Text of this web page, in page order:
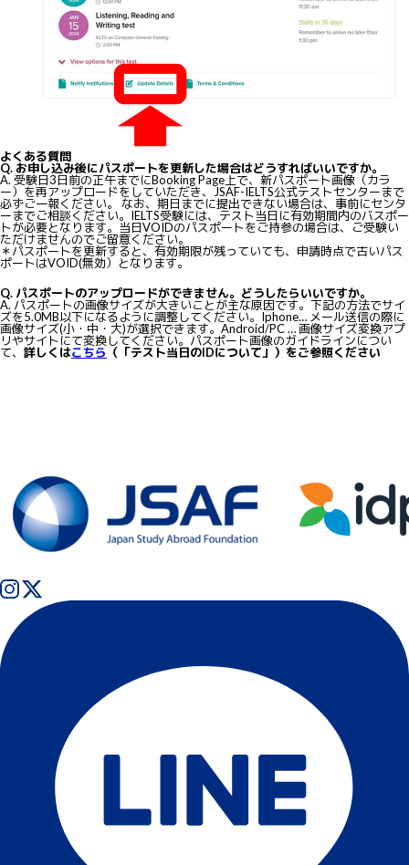
よくある質問
Q. お申し込み後にパスポートを更新した場合はどうすればいいですか。
A. 受験日3日前の正午までにBooking Page上で、新パスポート画像（カラ
ー）を再アップロードをしていただき、JSAF-IELTS公式テストセンターまで
必ずご一報ください。 なお、期日までに提出できない場合は、事前にセンタ
ーまでご相談ください。IELTS受験には、テスト当日に有効期間内のバスポー
トが必要となります。当日VOIDのパスポートをご持参の場合は、ご受験い
ただけませんのでご留意ください。
＊パスポートを更新すると、有効期限が残っていても、申請時点で古いパス
ポートはVOID(無効）となります。
Q. パスポートのアップロードができません。どうしたらいいですか。
A. パスポートの画像サイズが大きいことが主な原因です。下記の方法でサイ
ズを5.0MB以下になるように調整してください。Iphone… メール送信の際に
画像サイズ(小・中・大)が選択できます。Android/PC … 画像サイズ変換アプ
リやサイトにて変換してください。パスポート画像のガイドラインについ
て、 詳しくはこちら （「テスト当日のIDについて」）をご参照ください